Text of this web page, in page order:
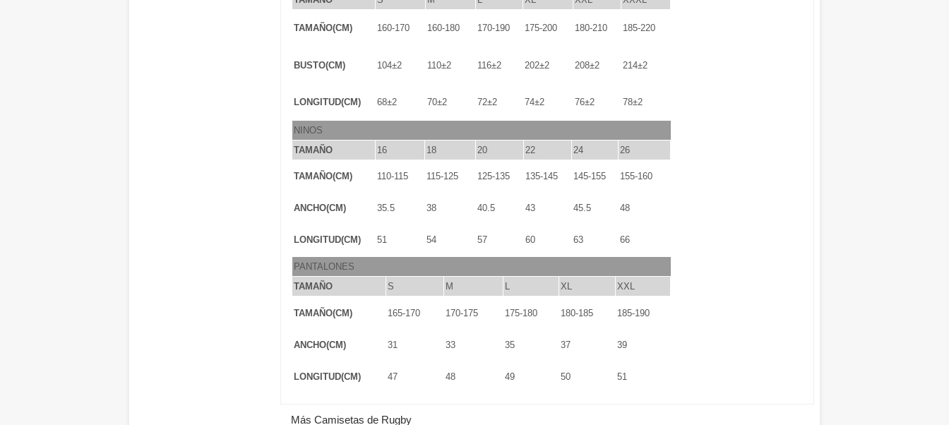
TAMAÑO(CM) 160-170 160-180 170-190 175-200 180-210 185-220
BUSTO(CM) 104±2 110±2 116±2 202±2 208±2 214±2
LONGITUD(CM) 68±2 70±2 72±2 74±2 76±2 78±2
NINOS
TAMAÑO
16 18 20 22 24 26
TAMAÑO(CM) 110-115 115-125 125-135 135-145 145-155 155-160
ANCHO(CM) 35.5 38 40.5 43 45.5 48
LONGITUD(CM) 51 54 57 60 63 66
PANTALONES
TAMAÑO
S M L XL XXL
TAMAÑO(CM) 165-170 170-175 175-180 180-185 185-190
ANCHO(CM) 31 33 35 37 39
LONGITUD(CM) 47 48 49 50 51
Más Camisetas de Rugby